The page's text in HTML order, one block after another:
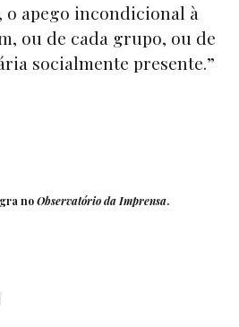
o apego incondicional à
ou de cada grupo, ou de
socialmente presente.”
noObservatório da Imprensa.